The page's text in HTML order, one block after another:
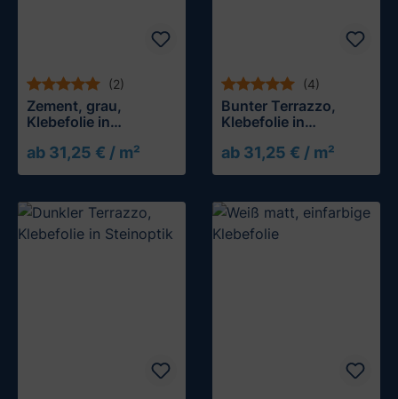
(2)
Zement, grau,
Klebefolie in
ab 31,25 € / m²
Muster testen
(4)
Bunter Terrazzo,
Klebefolie in
ab 31,25 € / m²
Muster testen